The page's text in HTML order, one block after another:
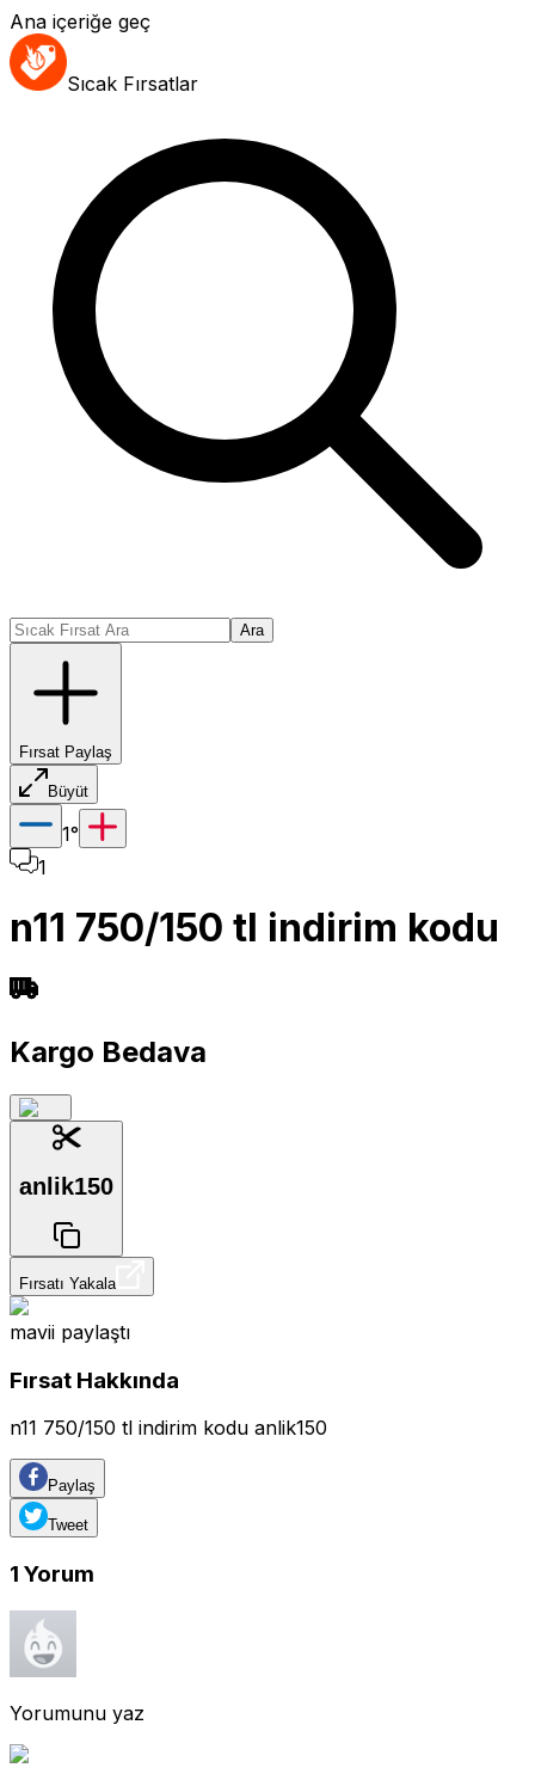
Ana içeriğe geç
Sıcak Fırsatlar
Ara
Fırsat Paylaş
Büyüt
1°
1
n11 750/150 tl indirim kodu
Kargo Bedava
anlik150
Fırsatı Yakala
mavii paylaştı
Fırsat Hakkında
n11 750/150 tl indirim kodu anlik150
Paylaş
Tweet
1 Yorum
Yorumunu yaz